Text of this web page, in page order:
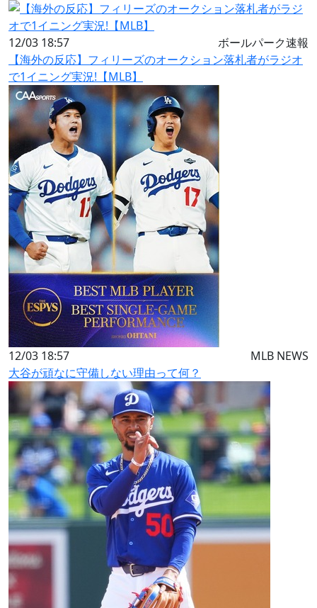
12/03 18:57
ボールパーク速報
【海外の反応】フィリーズのオークション落札者がラジオ
で1イニング実況!【MLB】
12/03 18:57
MLB NEWS
大谷が頑なに守備しない理由って何？